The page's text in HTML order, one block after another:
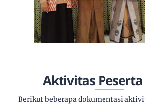
Aktivitas
Berikut beberapa dokumentasi